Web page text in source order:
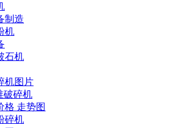
制造
机
石机
机图片
破碎机
格 走势图
碎机